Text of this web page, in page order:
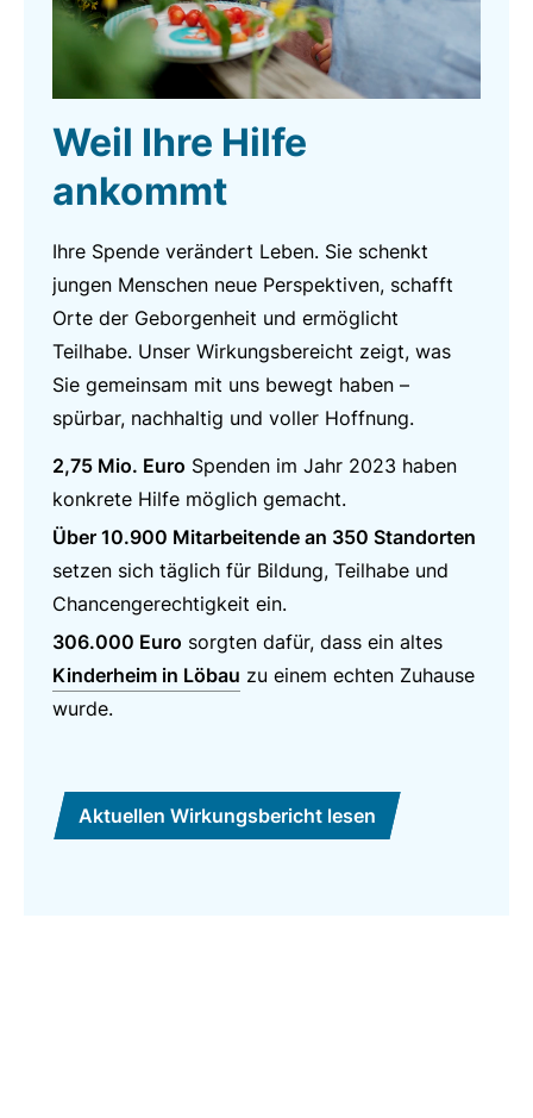
Weil Ihre Hilfe
ankommt
Ihre Spende verändert Leben. Sie schenkt
jungen Menschen neue Perspektiven, schafft
Orte der Geborgenheit und ermöglicht
Teilhabe. Unser Wirkungsbereicht zeigt, was
Sie gemeinsam mit uns bewegt haben –
spürbar, nachhaltig und voller Hoffnung.
2,75 Mio. Euro Spenden im Jahr 2023 haben
konkrete Hilfe möglich gemacht.
Über 10.900 Mitarbeitende an 350 Standorten
setzen sich täglich für Bildung, Teilhabe und
Chancengerechtigkeit ein.
306.000 Euro sorgten dafür, dass ein altes
Kinderheim in Löbau zu einem echten Zuhause
wurde.
Aktuellen Wirkungsbericht lesen